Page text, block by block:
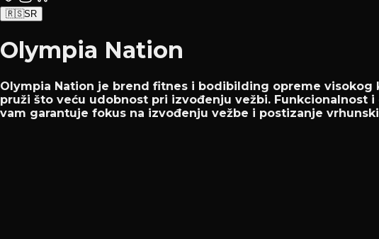
🇷🇸SR
Olympia Nation
Olympia Nation je brend fitnes i bodibilding opreme
pruži što veću udobnost pri izvođenju vežbi. Funkcionalnost
vam garantuje fokus na izvođenju vežbe i postizanje